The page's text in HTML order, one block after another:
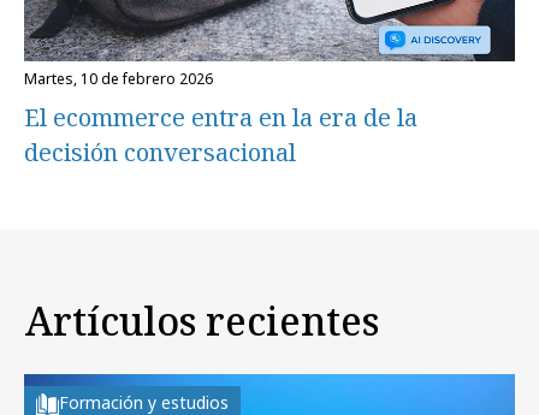
martes, 10 de febrero 2026
El ecommerce entra en la era de la
decisión conversacional
Artículos recientes
Formación y estudios